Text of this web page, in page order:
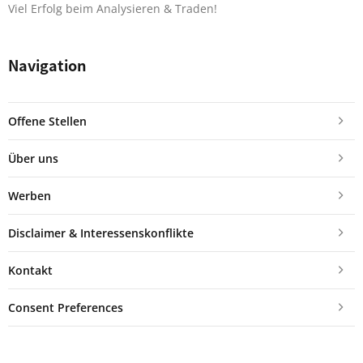
Viel Erfolg beim Analysieren & Traden!
Navigation
Offene Stellen
Über uns
Werben
Disclaimer & Interessenskonflikte
Kontakt
Consent Preferences